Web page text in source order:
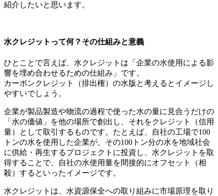
紹介したいと思います。
水クレジットって何？その仕組みと意義
ひとことで言えば、水クレジットは「企業の水使用による影
響を埋め合わせるための仕組み」です。
カーボンクレジット（排出権）の水版と考えるとイメージし
やすいでしょう。
企業が製品製造や物流の過程で使った水の量に見合うだけの
「水の価値」を他の場所で創出し、それをクレジット（信用
量）として取引するものです。たとえば、自社の工場で100
トンの水を使用した企業が、その100トン分の水を地域社会
に供給・再生するプロジェクトに投資し、水クレジットを取
得することで、自社の水使用量を間接的にオフセット（相
殺）するといったイメージです。
水クレジットは、水資源保全への取り組みに市場原理を取り